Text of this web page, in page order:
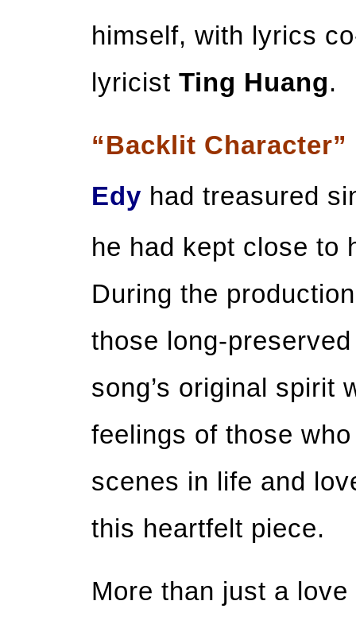
himself, with lyrics
lyricist Ting Huang.
“Backlit Character”
Edy had treasured
he had kept close to
During the
those long-
song’s original spirit
feelings of those
scenes in life and
this heartfelt piece.
More than just a